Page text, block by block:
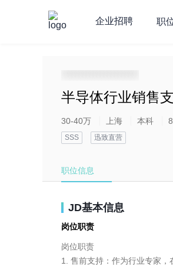
企业招聘 职
半导体行业销售
30-40万 上海 本科
SSS 迅致直营
职位信息
JD基本信息
岗位职责
岗位职责
1. 售前支持：作为行业专家